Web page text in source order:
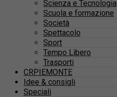
Scienza e Tecnologia
Scuola e formazione
Società
Spettacolo
Sport
Tempo Libero
Trasporti
CRPIEMONTE
Idee & consigli
Speciali